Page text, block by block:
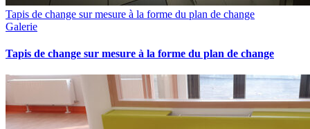
Tapis de change sur mesure à la forme du plan de change
Galerie
Tapis de change sur mesure à la forme du plan de change